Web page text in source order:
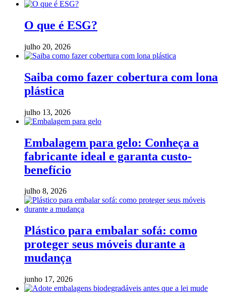
O que é ESG?
julho 20, 2026
Saiba como fazer cobertura com lona
plástica
julho 13, 2026
Embalagem para gelo: Conheça a
fabricante ideal e garanta custo-
benefício
julho 8, 2026
Plástico para embalar sofá: como
proteger seus móveis durante a
mudança
junho 17, 2026